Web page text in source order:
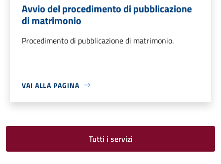
Avvio del procedimento di pubblicazione
di matrimonio
Procedimento di pubblicazione di matrimonio.
VAI ALLA PAGINA
Tutti i servizi